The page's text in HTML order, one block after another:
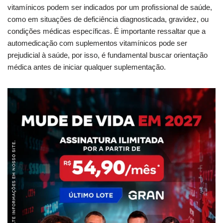
vitamínicos podem ser indicados por um profissional de saúde,
como em situações de deficiência diagnosticada, gravidez, ou
condições médicas específicas. É importante ressaltar que a
automedicação com suplementos vitamínicos pode ser
prejudicial à saúde, por isso, é fundamental buscar orientação
médica antes de iniciar qualquer suplementação.